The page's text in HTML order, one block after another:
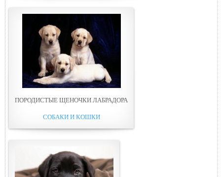
ПОРОДИСТЫЕ ЩЕНОЧКИ ЛАБРАДОРА
СОБАКИ И КОШКИ